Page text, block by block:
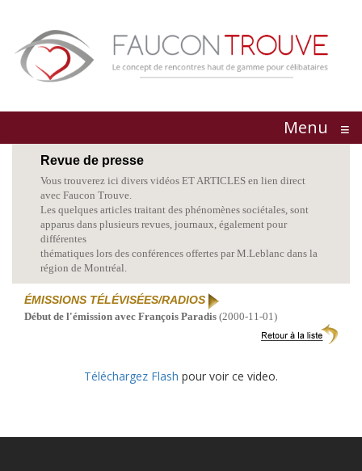
Menu ≡
Revue de presse
Vous trouverez ici divers vidéos ET ARTICLES en lien direct
avec Faucon Trouve.
Les quelques articles traitant des phénomènes sociétales, sont
apparus dans plusieurs revues, journaux, également pour
différentes
thématiques lors des conférences offertes par M.Leblanc dans la
région de Montréal.
ÉMISSIONS TÉLÉVISÉES/RADIOS
Début de l'émission avec François Paradis (2000-11-01)
Téléchargez Flash pour voir ce video.